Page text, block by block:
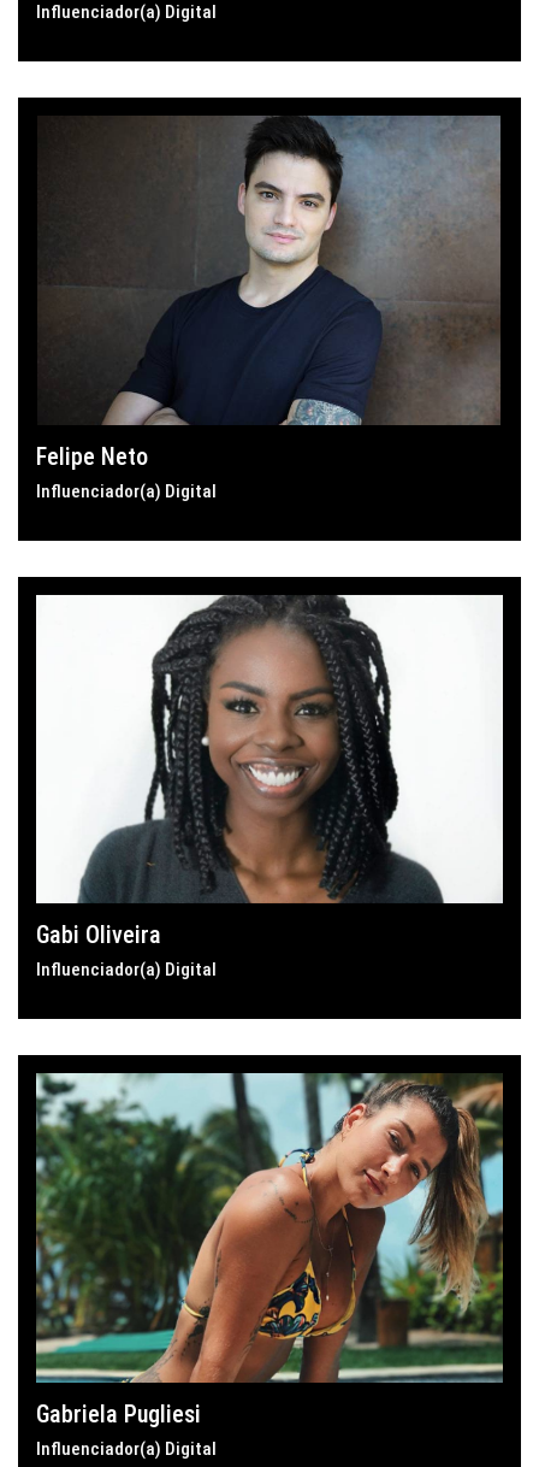
Influenciador(a) Digital
Felipe Neto
Influenciador(a) Digital
Gabi Oliveira
Influenciador(a) Digital
Gabriela Pugliesi
Influenciador(a) Digital